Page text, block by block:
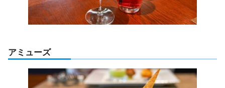
アミューズ